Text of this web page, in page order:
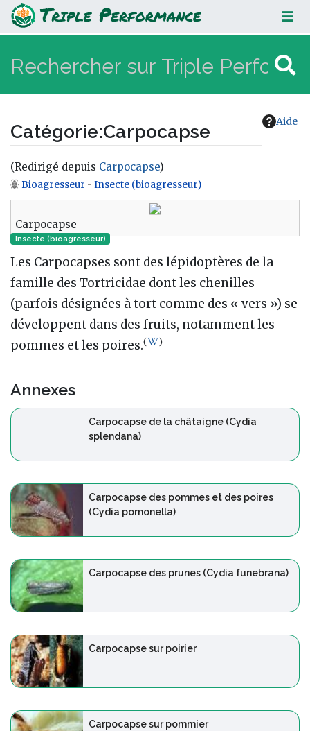
Carpocapse
Aide
Catégorie:Carpocapse
(Redirigé depuis Carpocapse)
Aller à :navigation,rechercher
Bioagresseur - Insecte (bioagresseur)
Carpocapse
Insecte (bioagresseur)
Les Carpocapses sont des lépidoptères de la
famille des Tortricidae dont les chenilles
(parfois désignées à tort comme des « vers ») se
développent dans des fruits, notamment les
pommes et les poires.( )
Annexes
Carpocapse de la châtaigne (Cydia
splendana)
Carpocapse des pommes et des poires
(Cydia pomonella)
Carpocapse des prunes (Cydia funebrana)
Carpocapse sur poirier
Carpocapse sur pommier